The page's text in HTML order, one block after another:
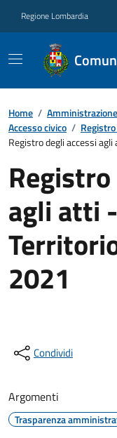
Regione Lombardia
Home /
Accesso civico /
Registro degli accessi agli
agli atti
2021
Condividi
Argomenti
Trasparenza